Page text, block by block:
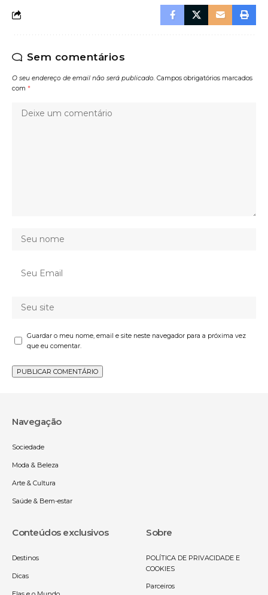
Sem comentários
O seu endereço de email não será publicado. Campos obrigatórios marcados
com *
Guardar o meu nome, email e site neste navegador para a próxima vez
que eu comentar.
Navegação
Sociedade
Moda & Beleza
Arte & Cultura
Saúde & Bem-estar
Conteúdos exclusivos
Destinos
Dicas
Sobre
POLÍTICA DE PRIVACIDADE E
COOKIES
Parceiros